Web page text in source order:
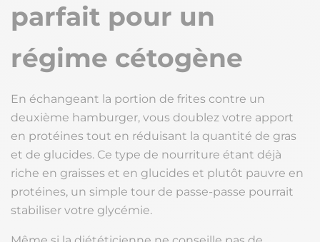
parfait pour un
régime cétogène
En échangeant la portion de frites contre un
deuxième hamburger, vous doublez votre apport
en protéines tout en réduisant la quantité de gras
et de glucides. Ce type de nourriture étant déjà
riche en graisses et en glucides et plutôt pauvre en
protéines, un simple tour de passe-passe pourrait
stabiliser votre glycémie.